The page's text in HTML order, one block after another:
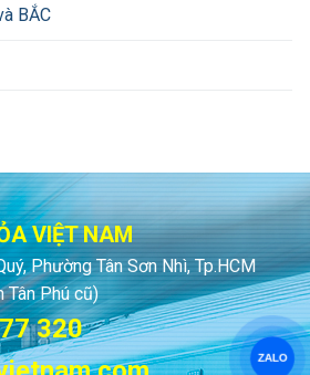
BẮC
VIỆT NAM
Phường Tân Sơn Nhì, Tp.HCM
Tân Phú cũ)
320
ZALO